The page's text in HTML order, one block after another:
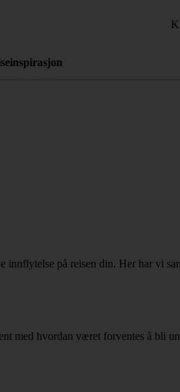
innflytelse på reisen din. Her har vi
med hvordan været forventes å bli